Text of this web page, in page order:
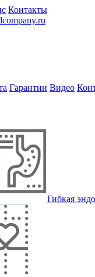
Контакты
Гарантии Видео
Гибкая